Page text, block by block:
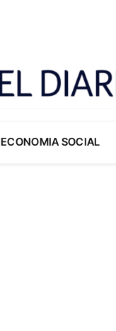
ECONOMIA SOCIAL